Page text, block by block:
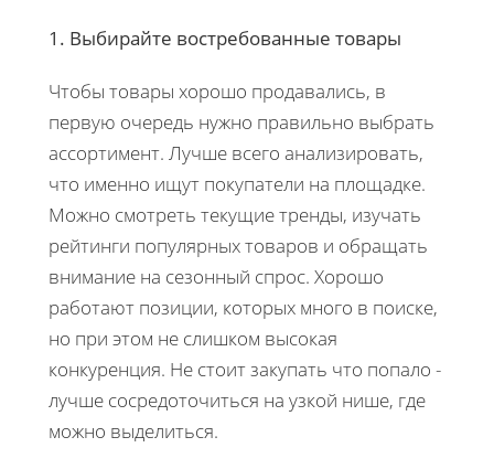
1. Выбирайте востребованные товары
Чтобы товары хорошо продавались, в
первую очередь нужно правильно выбрать
ассортимент. Лучше всего анализировать,
что именно ищут покупатели на площадке.
Можно смотреть текущие тренды, изучать
рейтинги популярных товаров и обращать
внимание на сезонный спрос. Хорошо
работают позиции, которых много в поиске,
но при этом не слишком высокая
конкуренция. Не стоит закупать что попало -
лучше сосредоточиться на узкой нише, где
можно выделиться.